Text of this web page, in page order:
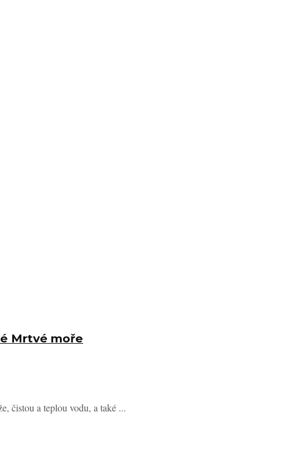
Mrtvé moře
čistou a teplou vodu, a také ...